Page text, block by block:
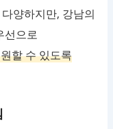
양하지만, 강남의
선으로
할 수 있도록